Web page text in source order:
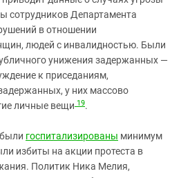
сотрудников Департамента
в отношении
людей с инвалидностью. Были
унижения задержанных —
к приседаниям,
у них массово
личные вещи 19.
госпитализированы минимум
избиты на акции протеста в
Политик Ника Мелия,